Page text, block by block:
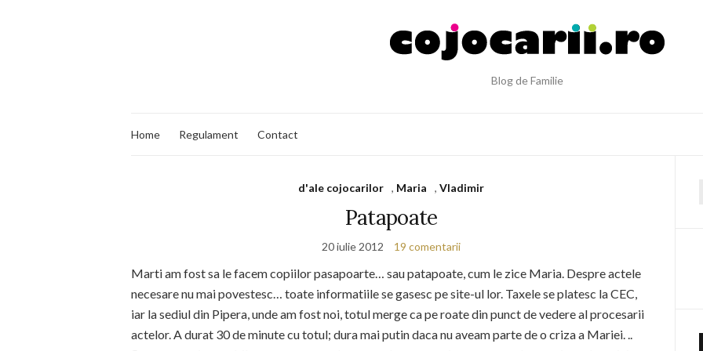
Blog de Familie
Home Regulament Contact
d'ale cojocarilor , Maria ,Vladimir
Patapoate
20 iulie 2012 19 comentarii
Marti am fost sa le facem copiilor pasapoarte… sau patapoate, cum le zice Maria. Despre actele
necesare nu mai povestesc… toate informatiile se gasesc pe site-ul lor. Taxele se platesc la CEC,
iar la sediul din Pipera, unde am fost noi, totul merge ca pe roate din punct de vedere al procesarii
actelor. A durat 30 de minute cu totul; dura mai putin daca nu aveam parte de o criza a Mariei. ..